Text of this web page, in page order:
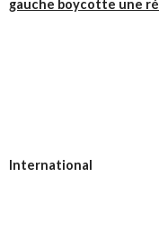
gauche boycotte une
International